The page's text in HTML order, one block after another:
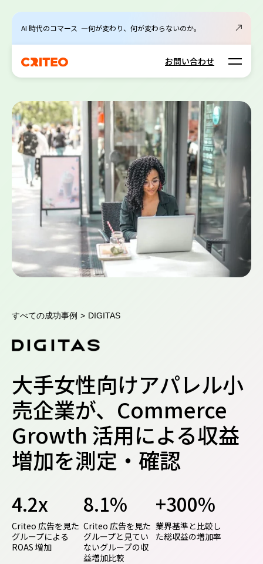
AI 時代のコマース ―何が変わり、何が変わらないのか。
お問い合わせ Open
すべての成功事例 > DIGITAS
大手女性向けアパレル小
売企業が、Commerce
Growth 活用による収益
増加を測定・確認
4.2x
Criteo 広告を見た
グループによる
ROAS 増加
8.1%
Criteo 広告を見た
グループと見てい
ないグループの収
益増加比較
+300%
業界基準と比較し
た総収益の増加率